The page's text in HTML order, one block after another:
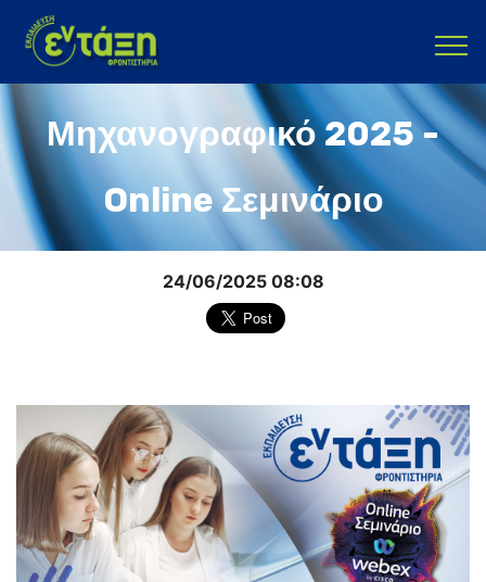
Μηχανογραφικό 2025 -
Online Σεμινάριο
24/06/2025 08:08